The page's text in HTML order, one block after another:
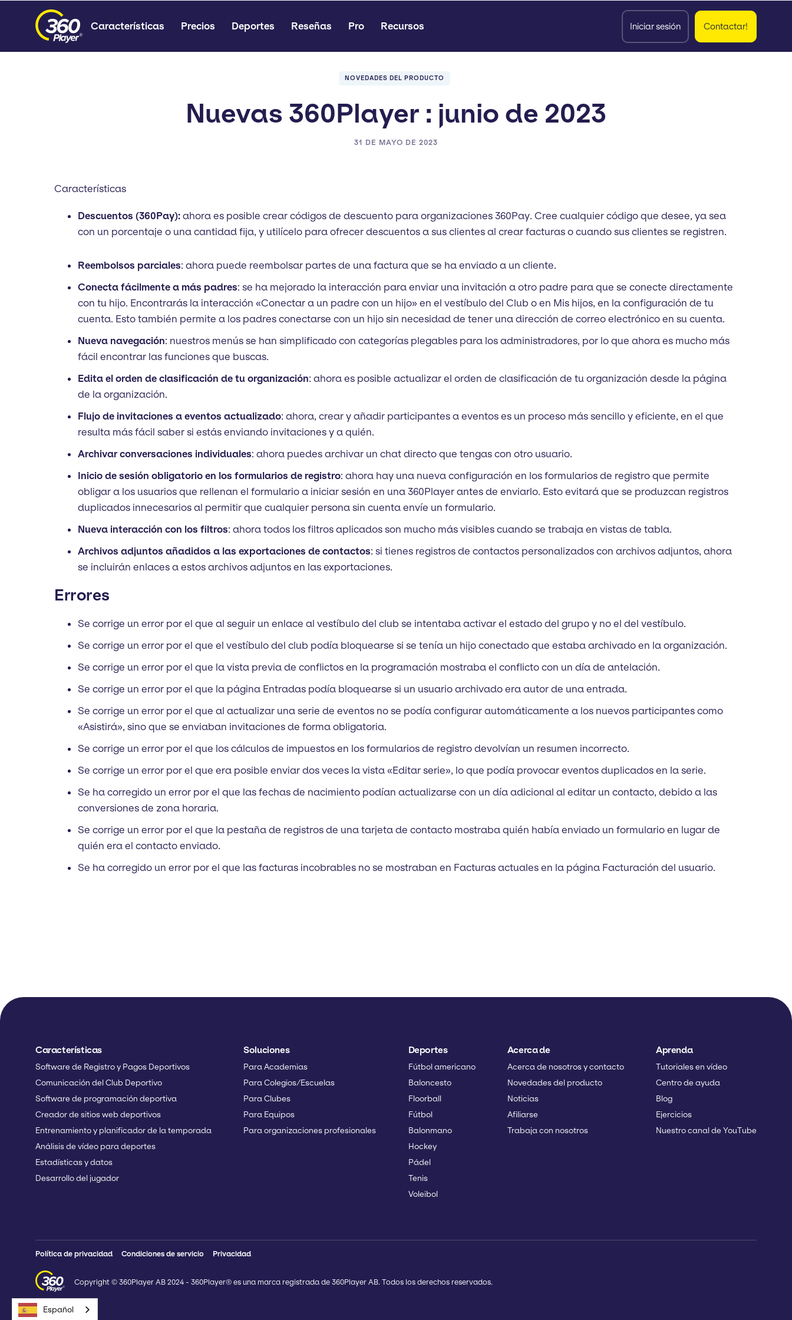
Características Precios Deportes Reseñas Pro Recursos Iniciar sesión Contactar!
NOVEDADES DEL PRODUCTO
Nuevas 360Player : junio de 2023
31 DE MAYO DE 2023
Características
Descuentos (360Pay): ahora es posible crear códigos de descuento para organizaciones 360Pay. Cree cualquier código que desee, ya sea
con un porcentaje o una cantidad fija, y utilícelo para ofrecer descuentos a sus clientes al crear facturas o cuando sus clientes se registren.
Reembolsos parciales: ahora puede reembolsar partes de una factura que se ha enviado a un cliente.
Conecta fácilmente a más padres: se ha mejorado la interacción para enviar una invitación a otro padre para que se conecte directamente
con tu hijo. Encontrarás la interacción «Conectar a un padre con un hijo» en el vestíbulo del Club o en Mis hijos, en la configuración de tu
cuenta. Esto también permite a los padres conectarse con un hijo sin necesidad de tener una dirección de correo electrónico en su cuenta.
Nueva navegación: nuestros menús se han simplificado con categorías plegables para los administradores, por lo que ahora es mucho más
fácil encontrar las funciones que buscas.
Edita el orden de clasificación de tu organización: ahora es posible actualizar el orden de clasificación de tu organización desde la página
de la organización.
Flujo de invitaciones a eventos actualizado: ahora, crear y añadir participantes a eventos es un proceso más sencillo y eficiente, en el que
resulta más fácil saber si estás enviando invitaciones y a quién.
Archivar conversaciones individuales: ahora puedes archivar un chat directo que tengas con otro usuario.
Inicio de sesión obligatorio en los formularios de registro: ahora hay una nueva configuración en los formularios de registro que permite
obligar a los usuarios que rellenan el formulario a iniciar sesión en una 360Player antes de enviarlo. Esto evitará que se produzcan registros
duplicados innecesarios al permitir que cualquier persona sin cuenta envíe un formulario.
Nueva interacción con los filtros: ahora todos los filtros aplicados son mucho más visibles cuando se trabaja en vistas de tabla.
Archivos adjuntos añadidos a las exportaciones de contactos: si tienes registros de contactos personalizados con archivos adjuntos, ahora
se incluirán enlaces a estos archivos adjuntos en las exportaciones.
Errores
Se corrige un error por el que al seguir un enlace al vestíbulo del club se intentaba activar el estado del grupo y no el del vestíbulo.
Se corrige un error por el que el vestíbulo del club podía bloquearse si se tenía un hijo conectado que estaba archivado en la organización.
Se corrige un error por el que la vista previa de conflictos en la programación mostraba el conflicto con un día de antelación.
Se corrige un error por el que la página Entradas podía bloquearse si un usuario archivado era autor de una entrada.
Se corrige un error por el que al actualizar una serie de eventos no se podía configurar automáticamente a los nuevos participantes como
«Asistirá», sino que se enviaban invitaciones de forma obligatoria.
Se corrige un error por el que los cálculos de impuestos en los formularios de registro devolvían un resumen incorrecto.
Se corrige un error por el que era posible enviar dos veces la vista «Editar serie», lo que podía provocar eventos duplicados en la serie.
Se ha corregido un error por el que las fechas de nacimiento podían actualizarse con un día adicional al editar un contacto, debido a las
conversiones de zona horaria.
Se corrige un error por el que la pestaña de registros de una tarjeta de contacto mostraba quién había enviado un formulario en lugar de
quién era el contacto enviado.
Se ha corregido un error por el que las facturas incobrables no se mostraban en Facturas actuales en la página Facturación del usuario.
Características
Software de Registro y Pagos Deportivos
Comunicación del Club Deportivo
Software de programación deportiva
Creador de sitios web deportivos
Entrenamiento y planificador de la temporada
Análisis de vídeo para deportes
Estadísticas y datos
Desarrollo del jugador
Soluciones
Para Academias
Para Colegios/Escuelas
Para Clubes
Para Equipos
Para organizaciones profesionales
Deportes
Fútbol americano
Baloncesto
Floorball
Fútbol
Balonmano
Hockey
Pádel
Tenis
Voleibol
Acerca de
Acerca de nosotros y contacto
Novedades del producto
Noticias
Afiliarse
Trabaja con nosotros
Aprenda
Tutoriales en vídeo
Centro de ayuda
Blog
Ejercicios
Nuestro canal de YouTube
Política de privacidad Condiciones de servicio Privacidad
Copyright © 360Player AB 2024 - 360Player® es una marca registrada de 360Player AB. Todos los derechos reservados.
Español